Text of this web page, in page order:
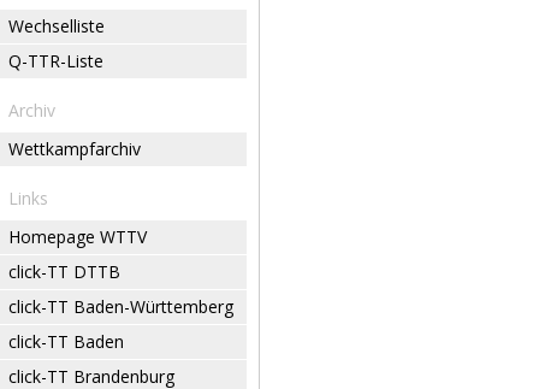
Wechselliste
Q-TTR-Liste
Archiv
Wettkampfarchiv
Links
Homepage WTTV
click-TT DTTB
click-TT Baden-Württemberg
click-TT Baden
click-TT Brandenburg